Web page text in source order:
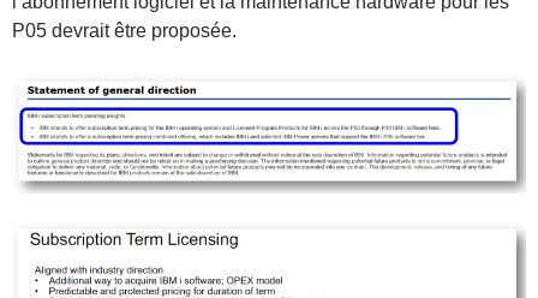
P05 devrait être proposée.